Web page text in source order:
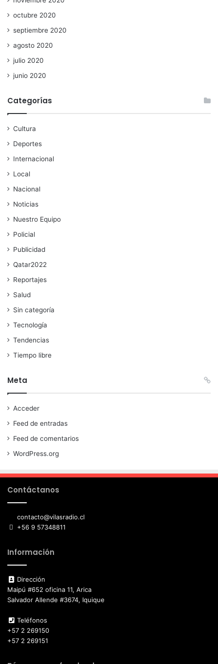
octubre 2020
septiembre 2020
agosto 2020
julio 2020
junio 2020
Categorías
Cultura
Deportes
Internacional
Local
Nacional
Noticias
Nuestro Equipo
Policial
Publicidad
Qatar2022
Reportajes
Salud
Sin categoría
Tecnología
Tendencias
Tiempo libre
Meta
Acceder
Feed de entradas
Feed de comentarios
WordPress.org
Contáctanos
contacto@vilasradio.cl
+56 9 57348811
Información
Dirección
Maipú #652 oficina 11, Arica
Salvador Allende #3674, Iquique
Teléfonos
+57 2 269150
+57 2 269151